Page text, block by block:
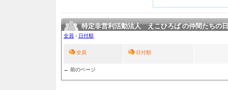
特定非営利活動法人 えこひろば の仲間たちの
全員 › 日付順
全員 日付順
← 前のページ